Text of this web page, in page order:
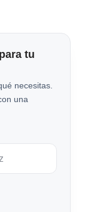
tu
necesitas.
una